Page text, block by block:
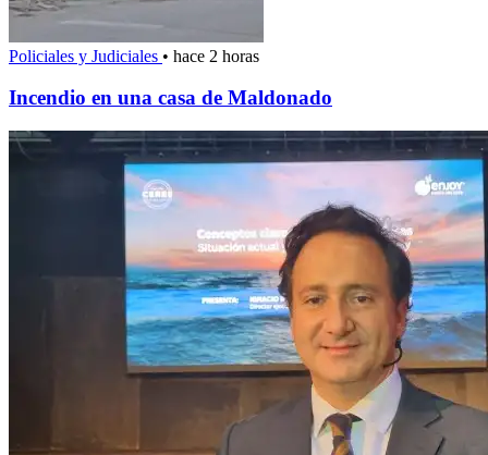
Policiales y Judiciales • hace 2 horas
Incendio en una casa de Maldonado